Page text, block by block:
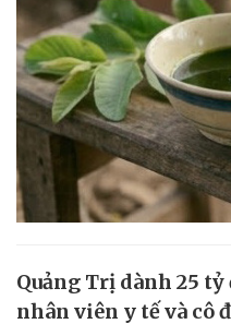
Quảng Trị dành 25
nhân viên y tế và cô